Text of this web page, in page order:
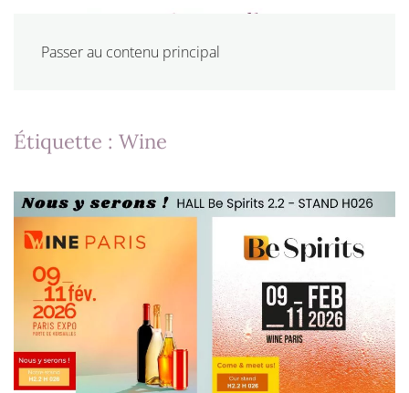
Passer au contenu principal
Étiquette : Wine